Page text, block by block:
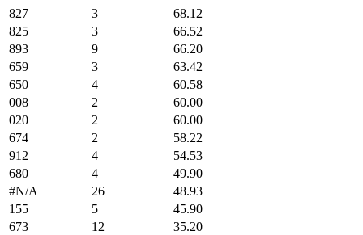
827
3
68.12
825
3
66.52
893
9
66.20
659
3
63.42
650
4
60.58
008
2
60.00
020
2
60.00
674
2
58.22
912
4
54.53
680
4
49.90
#N/A
26
48.93
155
5
45.90
673
12
35.20